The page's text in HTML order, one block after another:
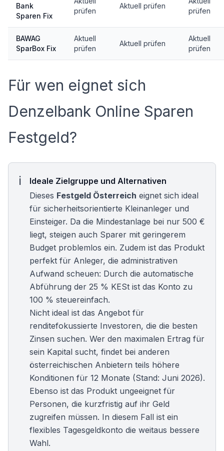
Bank
Sparen Fix
prüfen
Aktuell prüfen
prüfen
BAWAG
SparBox Fix
Aktuell
prüfen
Aktuell prüfen
Aktuell
prüfen
Für wen eignet sich
Denzelbank Online Sparen
Festgeld?
Ideale Zielgruppe und Alternativen
Dieses Festgeld Österreich eignet sich ideal
für sicherheitsorientierte Kleinanleger und
Einsteiger. Da die Mindestanlage bei nur 500 €
liegt, steigen auch Sparer mit geringerem
Budget problemlos ein. Zudem ist das Produkt
perfekt für Anleger, die administrativen
Aufwand scheuen: Durch die automatische
Abführung der 25 % KESt ist das Konto zu
100 % steuereinfach.
Nicht ideal ist das Angebot für
renditefokussierte Investoren, die die besten
Zinsen suchen. Wer den maximalen Ertrag für
sein Kapital sucht, findet bei anderen
österreichischen Anbietern teils höhere
Konditionen für 12 Monate (Stand: Juni 2026).
Ebenso ist das Produkt ungeeignet für
Personen, die kurzfristig auf ihr Geld
zugreifen müssen. In diesem Fall ist ein
flexibles Tagesgeldkonto die weitaus bessere
Wahl.